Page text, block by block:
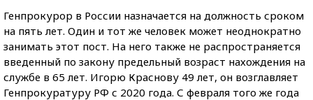
Генпрокурор в России назначается на должность сроком
на пять лет. Один и тот же человек может неоднократно
занимать этот пост. На него также не распространяется
введенный по закону предельный возраст нахождения на
службе в 65 лет. Игорю Краснову 49 лет, он возглавляет
Генпрокуратуру РФ с 2020 года. С февраля того же года